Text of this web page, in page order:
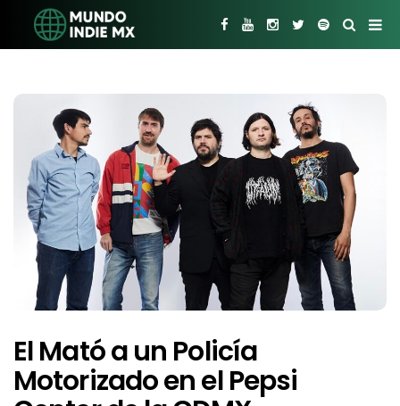
El Mató a un Policía
Motorizado en el Pepsi